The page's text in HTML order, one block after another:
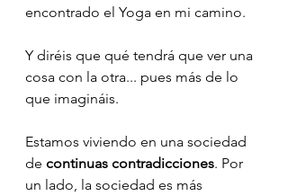
encontrado el Yoga en mi camino.
Y diréis que qué tendrá que ver una
cosa con la otra... pues más de lo
que imagináis.
Estamos viviendo en una sociedad
de continuas contradicciones. Por
un lado, la sociedad es más